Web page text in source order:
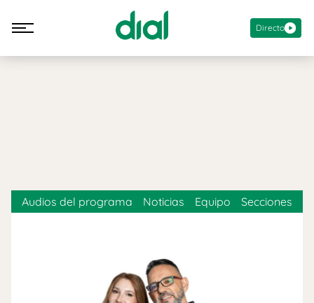
Directo
Audios del programa Noticias Equipo Secciones